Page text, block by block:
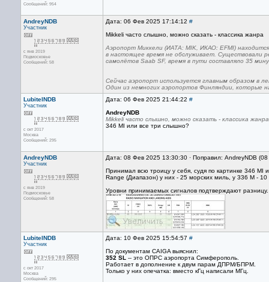
Сообщений: 954
AndreyNDB
Участник
с янв 2019
Подмосковье
Сообщений: 58
Дата: 06 Фев 2025 17:14:12 #
Mikkeli часто слышно, можно сказать - классика жанра
Аэропорт Миккели (ИАТА: MIK, ИКАО: EFMI)
в настоящее время не обслуживает. Существовали
самолётов Saab SF, время в пути составляло 35
Сейчас аэропорт используется главным образом в
Один из немногих аэропортов Финляндии, которые
LubitelNDB
Участник
с окт 2017
Москва
Сообщений: 295
Дата: 06 Фев 2025 21:44:22 #
AndreyNDB
Mikkeli часто слышно, можно сказать - классика жанра
346 MI или все три слышно?
AndreyNDB
Участник
с янв 2019
Подмосковье
Сообщений: 58
Дата: 08 Фев 2025 13:30:30 · Поправил: AndreyNDB
Принимал всю троицу у себя, судя по картинке 346
Range (Диапазон) у них - 25 морских миль, у 336 М - 10
Уровни принимаемых сигналов подтверждают разницу.
LubitelNDB
Участник
с окт 2017
Москва
Сообщений: 295
Дата: 10 Фев 2025 15:54:57 #
По документам CAIGA выяснил:
352 SL -- это ОПРС аэропорта Симферополь.
Работает в дополнение к двум парам ДПРМ/БПРМ.
Только у них опечатка: вместо кГц написали МГц.